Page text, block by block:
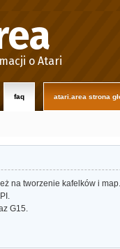
o Atari
faq atari.area strona
na tworzenie kafelków i map.
G15.